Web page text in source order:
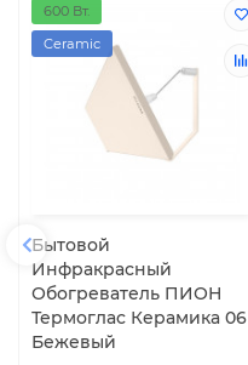
600 Вт.
Ceramic
Бытовой
Инфракрасный
Обогреватель ПИОН
Термоглас Керамика 06
Бежевый